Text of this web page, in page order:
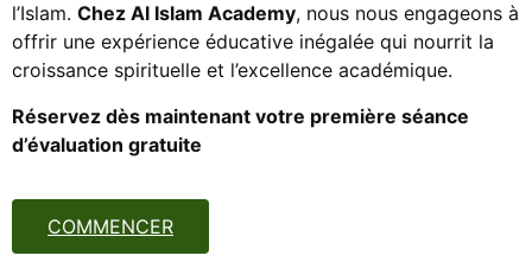
l’Islam. Chez Al Islam Academy, nous nous engageons à
offrir une expérience éducative inégalée qui nourrit la
croissance spirituelle et l’excellence académique.
Réservez dès maintenant votre première séance
d’évaluation gratuite
COMMENCER